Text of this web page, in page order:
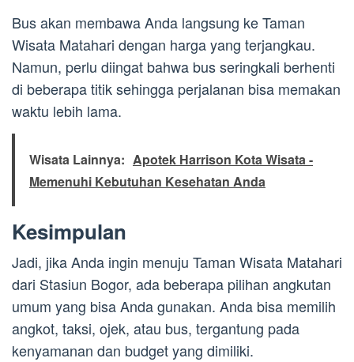
Bus akan membawa Anda langsung ke Taman
Wisata Matahari dengan harga yang terjangkau.
Namun, perlu diingat bahwa bus seringkali berhenti
di beberapa titik sehingga perjalanan bisa memakan
waktu lebih lama.
Wisata Lainnya: Apotek Harrison Kota Wisata -
Memenuhi Kebutuhan Kesehatan Anda
Kesimpulan
Jadi, jika Anda ingin menuju Taman Wisata Matahari
dari Stasiun Bogor, ada beberapa pilihan angkutan
umum yang bisa Anda gunakan. Anda bisa memilih
angkot, taksi, ojek, atau bus, tergantung pada
kenyamanan dan budget yang dimiliki.